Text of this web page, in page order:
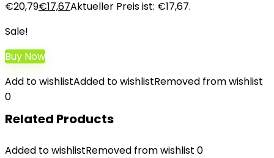
€20,79€17,67Aktueller Preis ist: €17,67.
Sale!
Buy Now
Add to wishlistAdded to wishlistRemoved from wishlist
0
Related Products
Added to wishlistRemoved from wishlist 0